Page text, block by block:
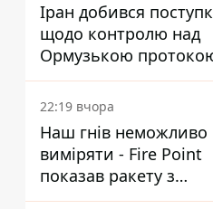
Іран добився
щодо контролю над
Ормузькою
Reuters розкрили
22:19 вчора
Наш гнів неможливо
виміряти - Fire Point
показав ракету з
загадковою